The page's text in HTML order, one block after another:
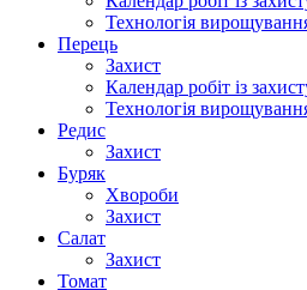
Технологія
Перець
Захист
Календар робіт із
Технологія
Редис
Захист
Буряк
Хвороби
Захист
Салат
Захист
Томат